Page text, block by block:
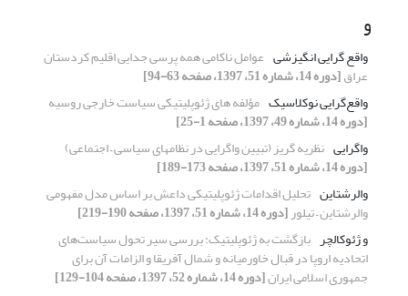
و
واقع گرایی انگیزشی عوامل ناکامی همه پرسی جدایی اقلیم کردستان
عراق[دوره 14، شماره 51، 1397، صفحه 63-94]
واقع‌گرایی نوکلاسیک مؤلفه های ژئوپلیتیکی سیاست خارجی روسیه
[دوره 14، شماره 49، 1397، صفحه 1-25]
واگرایی نظریه گریز (تبیین واگرایی در نظامهای سیاسی – اجتماعی)
[دوره 14، شماره 51، 1397، صفحه 173-189]
والرشتاین تحلیل اقدامات ژئوپلیتیکی داعش بر اساس مدل مفهومی
والرشتاین – تیلور[دوره 14، شماره 51، 1397، صفحه 190-219]
و ژئوکالچر بازگشت به ژئوپلیتیک: بررسی سیر تحول سیاست‌های
اتحادیه اروپا در قبال خاورمیانه و شمال آفریقا و الزامات آن برای
جمهوری اسلامی ایران[دوره 14، شماره 52، 1397، صفحه 104-129]